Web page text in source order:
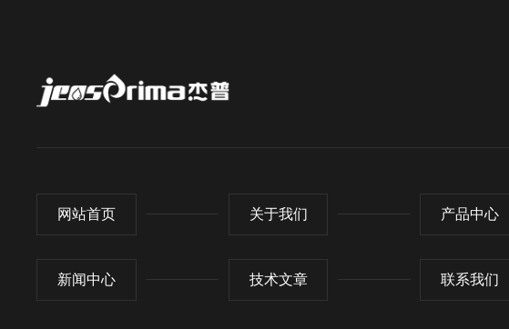
网站首页 关于我们 产品中心
新闻中心 技术文章 联系我们